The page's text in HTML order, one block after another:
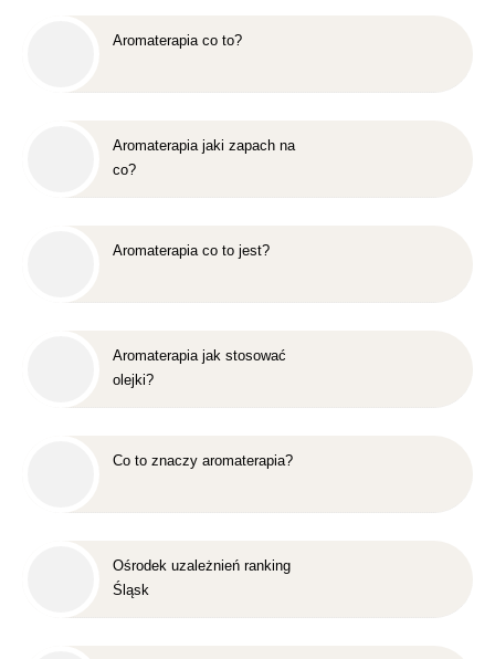
Aromaterapia co to?
Aromaterapia jaki zapach na
co?
Aromaterapia co to jest?
Aromaterapia jak stosować
olejki?
Co to znaczy aromaterapia?
Ośrodek uzależnień ranking
Śląsk